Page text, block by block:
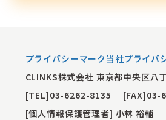
プライバシーマーク当社プライバ
CLINKS株式会社 東京都中央区
[TEL]03-6262-8135
[個人情報保護管理者] 小林 裕